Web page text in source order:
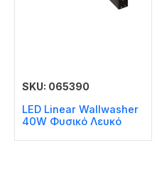
SKU: 065390
LED Linear Wallwasher
40W Φυσικό Λευκό